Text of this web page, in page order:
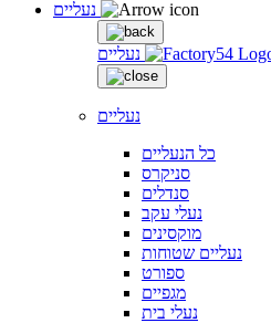
נעליים
נעליים
כל הנעליים
סניקרס
סנדלים
נעלי עקב
מוקסינים
נעליים שטוחות
ספורט
מגפיים
נעלי בית